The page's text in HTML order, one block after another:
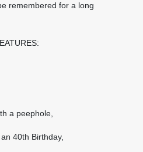
remembered for a long
a peephole,
40th Birthday,